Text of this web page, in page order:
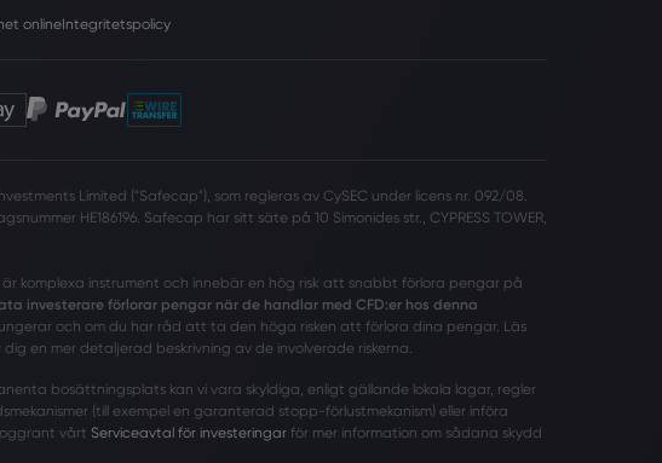
onlineIntegritetspolicy
Limited ("Safecap"), som regleras av CySEC under licens nr. 092/08.
HE186196. Safecap har sitt säte på 10 Simonides str., CYPRESS TOWER,
komplexa instrument och innebär en hög risk att snabbt förlora pengar på
investerare förlorar pengar när de handlar med CFD:er hos denna
och om du har råd att ta den höga risken att förlora dina pengar. Läs
dig en mer detaljerad beskrivning av de involverade riskerna.
bosättningsplats kan vi vara skyldiga, enligt gällande lokala lagar, regler
(till exempel en garanterad stopp-förlustmekanism) eller införa
vårt Serviceavtal för investeringarför mer information om sådana skydd